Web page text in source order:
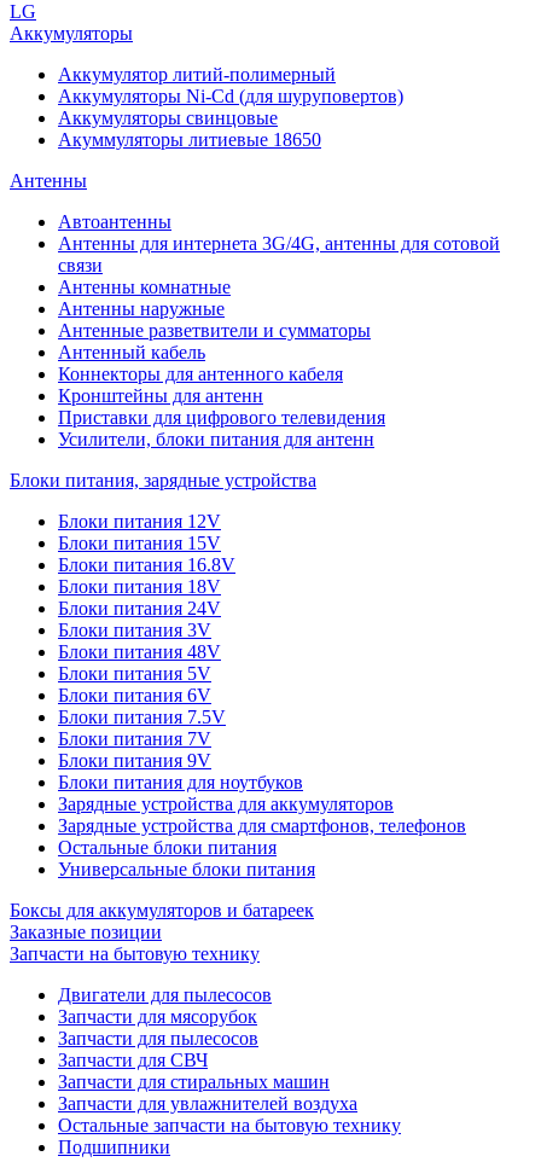
LG
Аккумуляторы
Аккумулятор литий-полимерный
Аккумуляторы Ni-Cd (для шуруповертов)
Аккумуляторы свинцовые
Акуммуляторы литиевые 18650
Антенны
Автоантенны
Антенны для интернета 3G/4G, антенны для сотовой
связи
Антенны комнатные
Антенны наружные
Антенные разветвители и сумматоры
Антенный кабель
Коннекторы для антенного кабеля
Кронштейны для антенн
Приставки для цифрового телевидения
Усилители, блоки питания для антенн
Блоки питания, зарядные устройства
Блоки питания 12V
Блоки питания 15V
Блоки питания 16.8V
Блоки питания 18V
Блоки питания 24V
Блоки питания 3V
Блоки питания 48V
Блоки питания 5V
Блоки питания 6V
Блоки питания 7.5V
Блоки питания 7V
Блоки питания 9V
Блоки питания для ноутбуков
Зарядные устройства для аккумуляторов
Зарядные устройства для смартфонов, телефонов
Остальные блоки питания
Универсальные блоки питания
Боксы для аккумуляторов и батареек
Заказные позиции
Запчасти на бытовую технику
Двигатели для пылесосов
Запчасти для мясорубок
Запчасти для пылесосов
Запчасти для СВЧ
Запчасти для стиральных машин
Запчасти для увлажнителей воздуха
Остальные запчасти на бытовую технику
Подшипники